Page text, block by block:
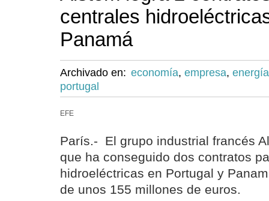
centrales
Panamá
Archivado en: economía, empresa, energía
portugal
EFE
París.- El grupo industrial francés
que ha conseguido dos contratos
hidroeléctricas en Portugal y
de unos 155 millones de euros.